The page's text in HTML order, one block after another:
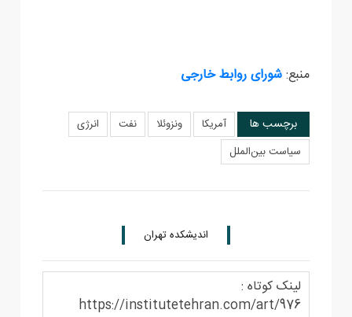
منبع:شورای روابط خارجی
برچسب ها آمریکا ونزوئلا نفت
انرژی
سیاست بین‌الملل
اندیشکده تهران
لینک کوتاه :
https://institutetehran.com/art/976